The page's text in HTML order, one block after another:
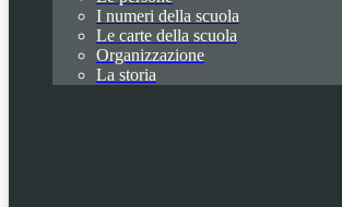
I numeri della scuola
Le carte della scuola
Organizzazione
La storia